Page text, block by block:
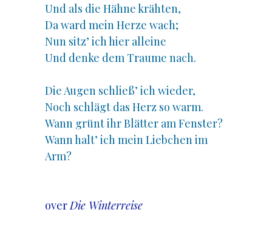
Und als die Hähne krähten,
Da ward mein Herze wach;
Nun sitz’ ich hier alleine
Und denke dem Traume nach.
Die Augen schließ’ ich wieder,
Noch schlägt das Herz so warm.
Wann grünt ihr Blätter am Fenster?
Wann halt’ ich mein Liebchen im
Arm?
overDie Winterreise